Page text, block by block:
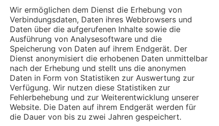
Wir ermöglichen dem Dienst die Erhebung von
Verbindungsdaten, Daten ihres Webbrowsers und
Daten über die aufgerufenen Inhalte sowie die
Ausführung von Analysesoftware und die
Speicherung von Daten auf ihrem Endgerät. Der
Dienst anonymisiert die erhobenen Daten unmittelbar
nach der Erhebung und stellt uns die anonymen
Daten in Form von Statistiken zur Auswertung zur
Verfügung. Wir nutzen diese Statistiken zur
Fehlerbehebung und zur Weiterentwicklung unserer
Website. Die Daten auf ihrem Endgerät werden für
die Dauer von bis zu zwei Jahren gespeichert.